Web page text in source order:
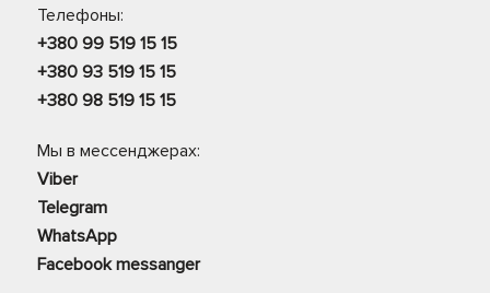
Телефоны:
+380 99 519 15 15
+380 93 519 15 15
+380 98 519 15 15
Мы в мессенджерах:
Viber
Telegram
WhatsApp
Facebook messanger